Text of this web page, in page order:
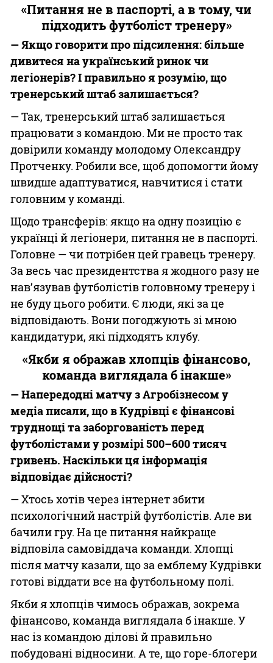
«Питання не в паспорті, а в тому, чи
підходить футболіст тренеру»
— Якщо говорити про підсилення: більше
дивитеся на український ринок чи
легіонерів? І правильно я розумію, що
тренерський штаб залишається?
— Так, тренерський штаб залишається
працювати з командою. Ми не просто так
довірили команду молодому Олександру
Протченку. Робили все, щоб допомогти йому
швидше адаптуватися, навчитися і стати
головним у команді.
Щодо трансферів: якщо на одну позицію є
українці й легіонери, питання не в паспорті.
Головне — чи потрібен цей гравець тренеру.
За весь час президентства я жодного разу не
нав’язував футболістів головному тренеру і
не буду цього робити. Є люди, які за це
відповідають. Вони погоджують зі мною
кандидатури, які підходять клубу.
«Якби я ображав хлопців фінансово,
команда виглядала б інакше»
— Напередодні матчу з Агробізнесом у
медіа писали, що в Кудрівці є фінансові
труднощі та заборгованість перед
футболістами у розмірі 500–600 тисяч
гривень. Наскільки ця інформація
відповідає дійсності?
— Хтось хотів через інтернет збити
психологічний настрій футболістів. Але ви
бачили гру. На це питання найкраще
відповіла самовіддача команди. Хлопці
після матчу казали, що за емблему Кудрівки
готові віддати все на футбольному полі.
Якби я хлопців чимось ображав, зокрема
фінансово, команда виглядала б інакше. У
нас із командою ділові й правильно
побудовані відносини. А те, що горе-блогери